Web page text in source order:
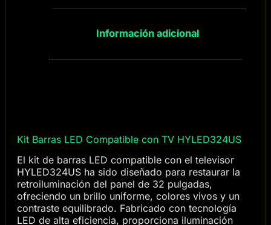
Información adicional
Kit Barras LED Compatible con TV HYLED324US
El kit de barras LED compatible con el televisor
HYLED324US ha sido diseñado para restaurar la
retroiluminación del panel de 32 pulgadas,
ofreciendo un brillo uniforme, colores vivos y un
contraste equilibrado. Fabricado con tecnología
LED de alta eficiencia, proporciona iluminación